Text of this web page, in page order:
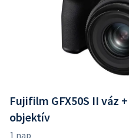
Fujifilm GFX50S II váz
objektív